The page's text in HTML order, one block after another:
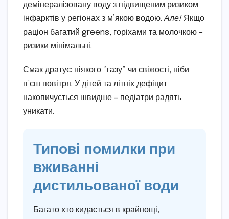
демінералізовану воду з підвищеним ризиком
інфарктів у регіонах з м’якою водою.Але!Якщо
раціон багатий greens, горіхами та молочкою –
ризики мінімальні.
Смак дратує: ніякого “газу” чи свіжості, ніби
п’єш повітря. У дітей та літніх дефіцит
накопичується швидше – педіатри радять
уникати.
Типові помилки при
вживанні
дистильованої води
Багато хто кидається в крайнощі,